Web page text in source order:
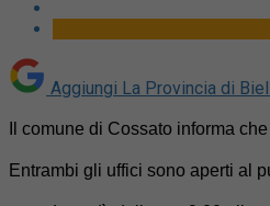
Aggiungi La Provincia di
Il comune di Cossato informa
Entrambi gli uffici sono aperti al